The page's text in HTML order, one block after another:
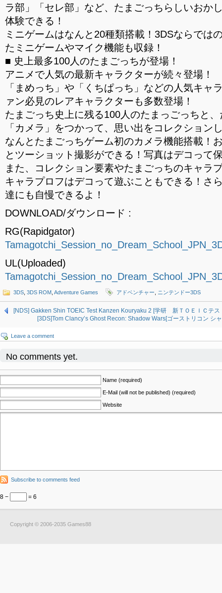
ラ部」「セレ部」など、たまごっちらしいおか
体験できる！
ミニゲームはなんと20種類搭載！3DSならでは
たミニゲームやマイク機能も収録！
■ 史上最多100人のたまごっちが登場！
アニメで人気の最新キャラクターが続々登場！
「まめっち」や「くちぱっち」などの人気キャ
ァン必見のレアキャラクターも多数登場！
たまごっち史上に残る100人のたまっごっちと
「カメラ」をつかって、思い出をコレクション
なんとたまごっちゲーム初のカメラ機能搭載！
とツーショット撮影ができる！写真はデコって
また、コレクション要素やたまごっちのキャラ
キャラプロフはデコって遊ぶこともできる！さ
達にも自慢できるよ！
DOWNLOAD/ダウンロード :
RG(Rapidgator)
UL(Uploaded)
3DS 3DS ROM Adventure Games アドベンチャー ニンテンドー3DS
[NDS] Gakken Shin TOEIC Test Kanzen Kouryaku 2 [学研 新ＴＯＥＩＣテ
[3DS]Tom Clancy’s Ghost Recon: Shadow Wars[ゴーストリコン シ
Leave a comment
No comments yet.
Name (required)
E-Mail (will not be published) (required)
Website
Subscribe to comments feed
8 − = 6
Copyright © 2006-2035 Games88